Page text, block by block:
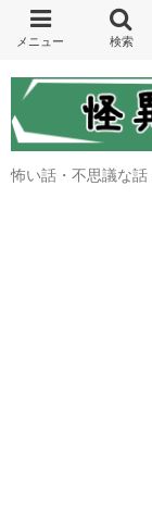
怖い話・不思議な話